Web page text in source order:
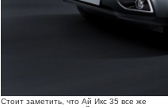
Стоит заметить, что Ай Икс 35 все же